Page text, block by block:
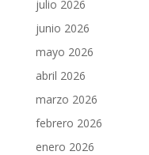
julio 2026
junio 2026
mayo 2026
abril 2026
marzo 2026
febrero 2026
enero 2026